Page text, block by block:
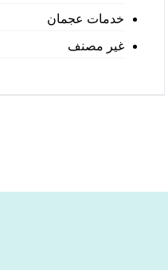
خدمات عجمان
غير مصنف